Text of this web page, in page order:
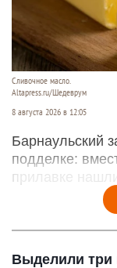
Сливочное масло.
Altapress.ru/Шедеврум
8 августа 2026 в 12:05
Барнаульский
подделке:
прилавке
Выделили три